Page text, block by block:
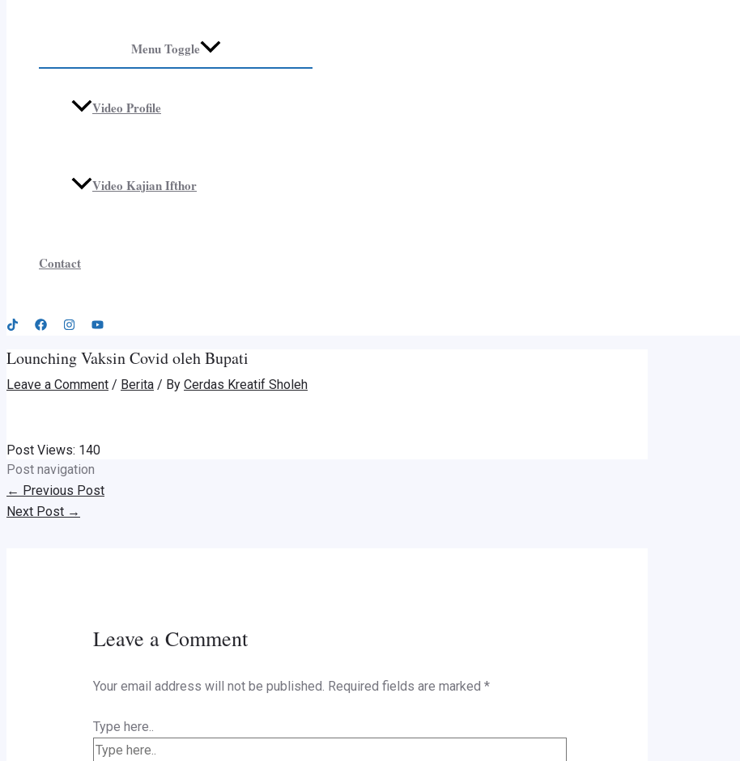
Menu Toggle
Video Profile
Video Kajian Ifthor
Contact
Lounching Vaksin Covid oleh Bupati
Leave a Comment / Berita / By Cerdas Kreatif Sholeh
Post Views: 140
Post navigation
← Previous Post
Next Post →
Leave a Comment
Your email address will not be published. Required fields are marked *
Type here..